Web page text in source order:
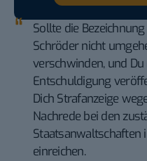
Sollte die
Schröder nicht
verschwinden, und
Entschuldigung
Dich Strafanzeige
Nachrede bei den
Staatsanwaltschaften
einreichen.